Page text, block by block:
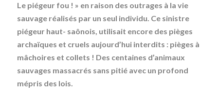
Le piégeur fou ! » en raison des outrages à la vie
sauvage réalisés par un seul individu. Ce sinistre
piégeur haut- saônois, utilisait encore des pièges
archaïques et cruels aujourd’hui interdits : pièges à
mâchoires et collets ! Des centaines d’animaux
sauvages massacrés sans pitié avec un profond
mépris des lois.